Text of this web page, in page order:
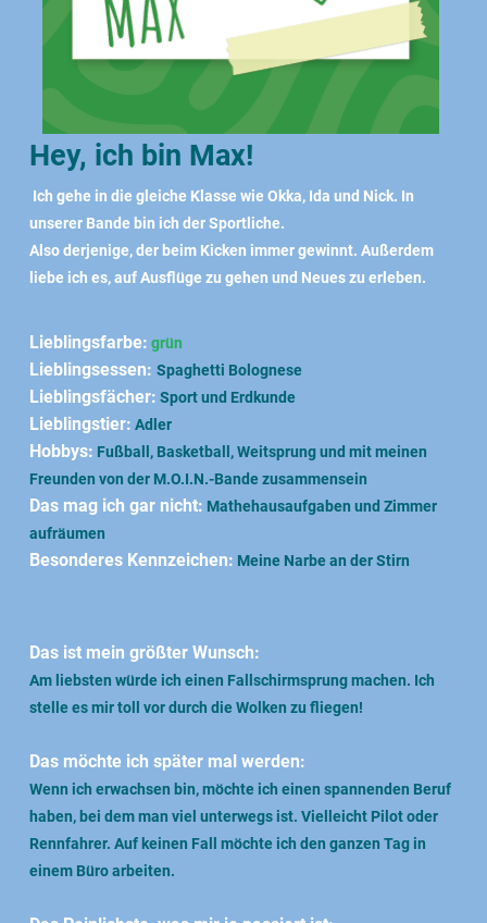
Hey, ich bin Max!
Ich gehe in die gleiche Klasse wie Okka, Ida und Nick. In
unserer Bande bin ich der Sportliche.
Also derjenige, der beim Kicken immer gewinnt. Außerdem
liebe ich es, auf Ausflüge zu gehen und Neues zu erleben.
Lieblingsfarbe: grün
Lieblingsessen: Spaghetti Bolognese
Lieblingsfächer: Sport und Erdkunde
Lieblingstier: Adler
Hobbys: Fußball, Basketball, Weitsprung und mit meinen
Freunden von der M.O.I.N.-Bande zusammensein
Das mag ich gar nicht: Mathehausaufgaben und Zimmer
aufräumen
Besonderes Kennzeichen: Meine Narbe an der Stirn
Das ist mein größter Wunsch:
Am liebsten würde ich einen Fallschirmsprung machen. Ich
stelle es mir toll vor durch die Wolken zu fliegen!
Das möchte ich später mal werden:
Wenn ich erwachsen bin, möchte ich einen spannenden Beruf
haben, bei dem man viel unterwegs ist. Vielleicht Pilot oder
Rennfahrer. Auf keinen Fall möchte ich den ganzen Tag in
einem Büro arbeiten.